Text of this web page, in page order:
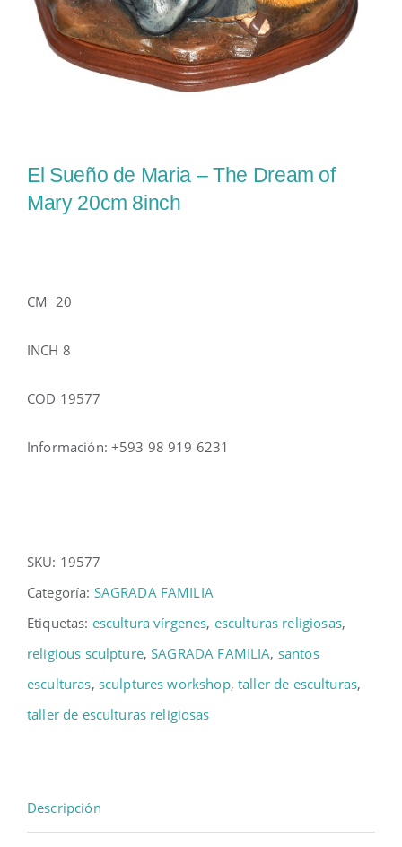
El Sueño de Maria – The Dream of
Mary 20cm 8inch
CM 20
INCH 8
COD 19577
Información: +593 98 919 6231
SKU: 19577
Categoría: SAGRADA FAMILIA
Etiquetas: escultura vírgenes, esculturas religiosas,
religious sculpture,SAGRADA FAMILIA, santos
esculturas, sculptures workshop, taller de esculturas,
taller de esculturas religiosas
Descripción